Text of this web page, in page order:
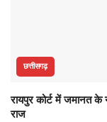
छत्तीसगढ़
रायपुर कोर्ट में जमानत के
राज